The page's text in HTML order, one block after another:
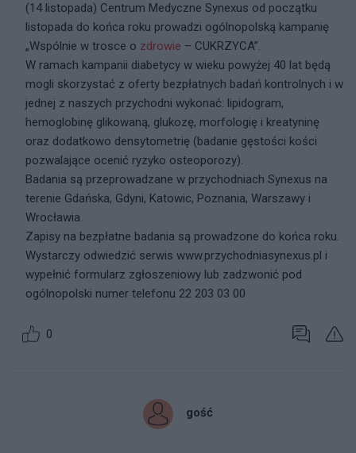
(14 listopada) Centrum Medyczne Synexus od początku
listopada do końca roku prowadzi ogólnopolską kampanię
„Wspólnie w trosce o zdrowie – CUKRZYCA”.
W ramach kampanii diabetycy w wieku powyżej 40 lat będą
mogli skorzystać z oferty bezpłatnych badań kontrolnych i w
jednej z naszych przychodni wykonać: lipidogram,
hemoglobinę glikowaną, glukozę, morfologię i kreatyninę
oraz dodatkowo densytometrię (badanie gęstości kości
pozwalające ocenić ryzyko osteoporozy).
Badania są przeprowadzane w przychodniach Synexus na
terenie Gdańska, Gdyni, Katowic, Poznania, Warszawy i
Wrocławia.
Zapisy na bezpłatne badania są prowadzone do końca roku.
Wystarczy odwiedzić serwis www.przychodniasynexus.pl i
wypełnić formularz zgłoszeniowy lub zadzwonić pod
ogólnopolski numer telefonu 22 203 03 00
0
gość